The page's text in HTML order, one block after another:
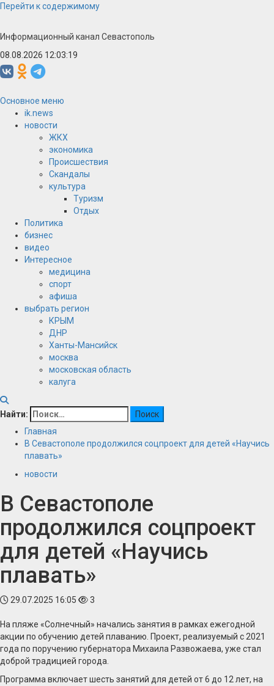
Перейти к содержимому
Информационный канал Севастополь
08.08.2026 12:03:20
Основное меню
ik.news
новости
ЖКХ
экономика
Происшествия
Скандалы
культура
Туризм
Отдых
Политика
бизнес
видео
Интересное
медицина
спорт
афиша
выбрать регион
КРЫМ
ДНР
Ханты-Мансийск
москва
московская область
калуга
Найти:
Главная
В Севастополе продолжился соцпроект для детей «Научись
плавать»
новости
В Севастополе
продолжился соцпроект
для детей «Научись
плавать»
29.07.2025 16:05 3
На пляже «Солнечный» начались занятия в рамках ежегодной
акции по обучению детей плаванию. Проект, реализуемый с 2021
года по поручению губернатора Михаила Развожаева, уже стал
доброй традицией города.
Программа включает шесть занятий для детей от 6 до 12 лет, на